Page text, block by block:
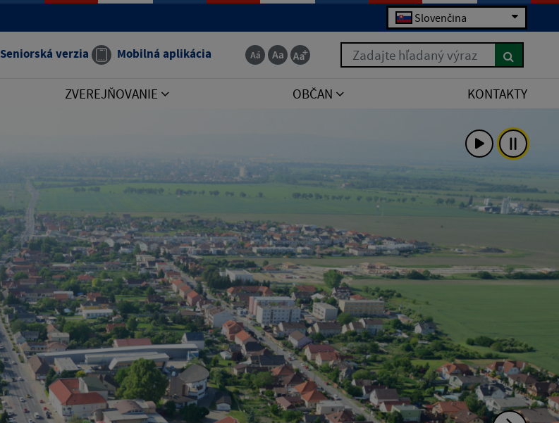
Slovenčina
Seniorská verzia Mobilná aplikácia Zadajte hľadaný výraz
ZVEREJŇOVANIE OBČAN KONTAKTY